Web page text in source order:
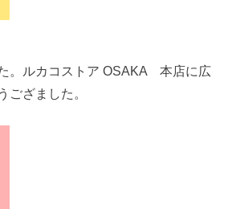
。ルカコストア OSAKA 本店に広
ござました。